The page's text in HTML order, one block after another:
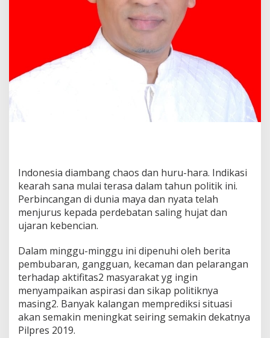
s
n
G
o
r
o
Indonesia diambang chaos dan huru-hara. Indikasi
kearah sana mulai terasa dalam tahun politik ini.
Perbincangan di dunia maya dan nyata telah
menjurus kepada perdebatan saling hujat dan
ujaran kebencian.
Dalam minggu-minggu ini dipenuhi oleh berita
pembubaran, gangguan, kecaman dan pelarangan
terhadap aktifitas2 masyarakat yg ingin
menyampaikan aspirasi dan sikap politiknya
masing2. Banyak kalangan memprediksi situasi
akan semakin meningkat seiring semakin dekatnya
Pilpres 2019.